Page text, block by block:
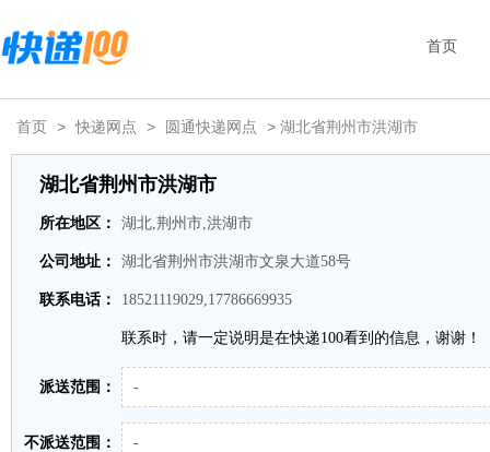
首页
首页 > 快递网点 > 圆通快递网点 > 湖北省荆州市洪湖市
湖北省荆州市洪湖市
所在地区： 湖北,荆州市,洪湖市
公司地址： 湖北省荆州市洪湖市文泉大道58号
联系电话： 18521119029,17786669935
联系时，请一定说明是在快递100看到的信息，谢谢！
派送范围： -
不派送范围： -